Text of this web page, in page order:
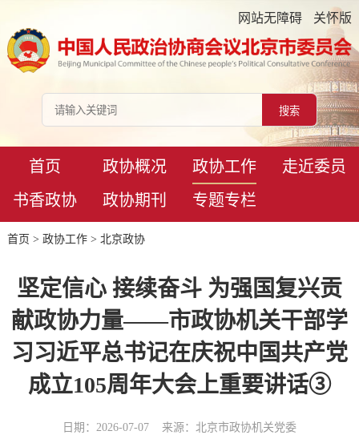
网站无障碍 关怀版
首页 政协概况 政协工作
走近委员
书香政协
政协期刊 专题专栏
首页 > 政协工作> 北京政协
坚定信心 接续奋斗 为强国复兴贡
献政协力量——市政协机关干部学
习习近平总书记在庆祝中国共产党
成立105周年大会上重要讲话③
日期：2026-07-07 来源：北京市政协机关党委